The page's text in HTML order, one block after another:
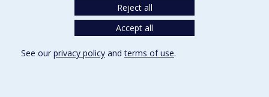
Reject all
Accept all
See our privacy policy andterms of use.